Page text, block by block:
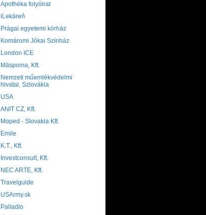
Apothéka folyóirat
iLekáreň
Prágai egyetemi kórház
Komáromi Jókai Színház
London ICE
Mäspoma, Kft.
Nemzeti műemlékvédelmi
hivatal, Szlovákia
USA
ANIT CZ, Kft.
Moped - Slovakia Kft.
Emile
K.T., Kft.
Investconsult, Kft.
NEC ARTE, Kft.
Travelguide
USArmy.sk
Palladio